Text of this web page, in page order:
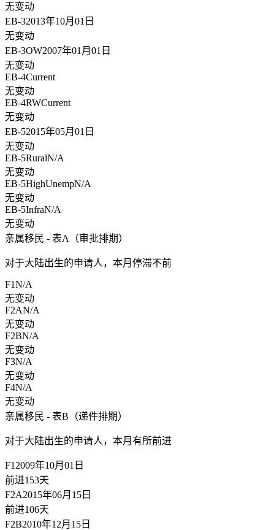
无变动
EB-32013年10月01日
无变动
EB-3OW2007年01月01日
无变动
EB-4Current
无变动
EB-4RWCurrent
无变动
EB-52015年05月01日
无变动
EB-5RuralN/A
无变动
EB-5HighUnempN/A
无变动
EB-5InfraN/A
无变动
亲属移民 - 表A（审批排期）
对于大陆出生的申请人， 本月停滞不前
F1N/A
无变动
F2AN/A
无变动
F2BN/A
无变动
F3N/A
无变动
F4N/A
无变动
亲属移民 - 表B（递件排期）
对于大陆出生的申请人， 本月有所前进
F1 2009年10月01日
前进153天
F2A2015年06月15日
前进106天
F2B2010年12月15日